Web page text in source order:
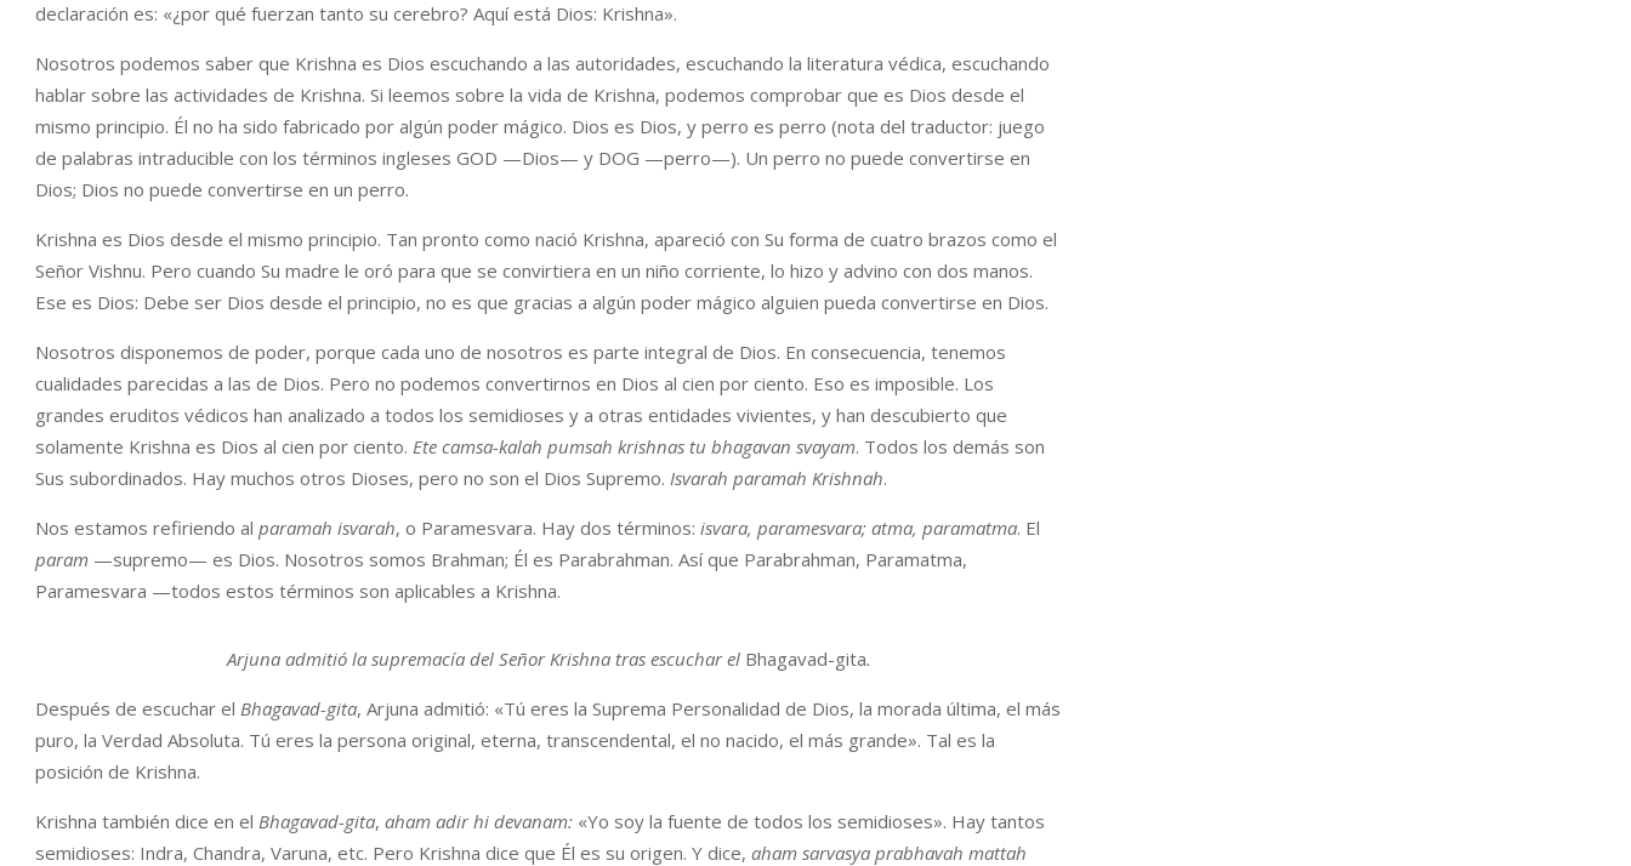
declaración es: «¿por qué fuerzan tanto su cerebro? Aquí está Dios: Krishna».
Nosotros podemos saber que Krishna es Dios escuchando a las autoridades, escuchando la literatura védica, escuchando
hablar sobre las actividades de Krishna. Si leemos sobre la vida de Krishna, podemos comprobar que es Dios desde el
mismo principio. Él no ha sido fabricado por algún poder mágico. Dios es Dios, y perro es perro (nota del traductor: juego
de palabras intraducible con los términos ingleses GOD —Dios— y DOG —perro—). Un perro no puede convertirse en
Dios; Dios no puede convertirse en un perro.
Krishna es Dios desde el mismo principio. Tan pronto como nació Krishna, apareció con Su forma de cuatro brazos como el
Señor Vishnu. Pero cuando Su madre le oró para que se convirtiera en un niño corriente, lo hizo y advino con dos manos.
Ese es Dios: Debe ser Dios desde el principio, no es que gracias a algún poder mágico alguien pueda convertirse en Dios.
Nosotros disponemos de poder, porque cada uno de nosotros es parte integral de Dios. En consecuencia, tenemos
cualidades parecidas a las de Dios. Pero no podemos convertirnos en Dios al cien por ciento. Eso es imposible. Los
grandes eruditos védicos han analizado a todos los semidioses y a otras entidades vivientes, y han descubierto que
solamente Krishna es Dios al cien por ciento. Ete camsa-kalah pumsah krishnas tu bhagavan svayam. Todos los demás son
Sus subordinados. Hay muchos otros Dioses, pero no son el Dios Supremo. Isvarah paramah Krishnah.
Nos estamos refiriendo al paramah isvarah, o Paramesvara. Hay dos términos: isvara, paramesvara; atma, paramatma. El
param —supremo— es Dios. Nosotros somos Brahman; Él es Parabrahman. Así que Parabrahman, Paramatma,
Paramesvara —todos estos términos son aplicables a Krishna.
Arjuna admitió la supremacía del Señor Krishna tras escuchar el Bhagavad-gita.
Después de escuchar el Bhagavad-gita, Arjuna admitió: «Tú eres la Suprema Personalidad de Dios, la morada última, el más
puro, la Verdad Absoluta. Tú eres la persona original, eterna, transcendental, el no nacido, el más grande». Tal es la
posición de Krishna.
Krishna también dice en el Bhagavad-gita, aham adir hi devanam: «Yo soy la fuente de todos los semidioses». Hay tantos
semidioses: Indra, Chandra, Varuna, etc. Pero Krishna dice que Él es su origen. Y dice, aham sarvasya prabhavah mattah